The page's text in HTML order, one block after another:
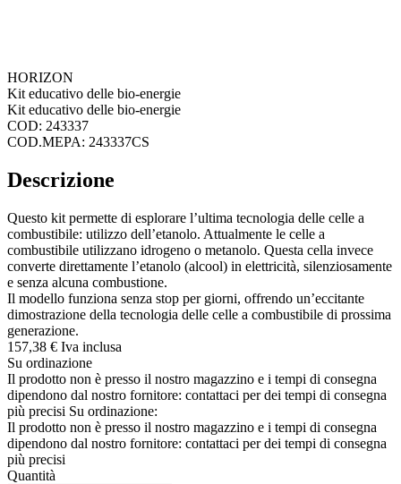
HORIZON
Kit educativo delle bio-energie
Kit educativo delle bio-energie
COD: 243337
COD.MEPA: 243337CS
Descrizione
Questo kit permette di esplorare l’ultima tecnologia delle celle a
combustibile: utilizzo dell’etanolo. Attualmente le celle a
combustibile utilizzano idrogeno o metanolo. Questa cella invece
converte direttamente l’etanolo (alcool) in elettricità, silenziosamente
e senza alcuna combustione.
Il modello funziona senza stop per giorni, offrendo un’eccitante
dimostrazione della tecnologia delle celle a combustibile di prossima
generazione.
157,38 € Iva inclusa
Su ordinazione
Il prodotto non è presso il nostro magazzino e i tempi di consegna
dipendono dal nostro fornitore: contattaci per dei tempi di consegna
più precisi Su ordinazione:
Il prodotto non è presso il nostro magazzino e i tempi di consegna
dipendono dal nostro fornitore: contattaci per dei tempi di consegna
più precisi
Quantità